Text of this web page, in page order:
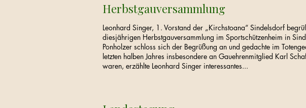
Herbstgauversammlung
Leonhard Singer, 1. Vorstand der „Kirchstoana“ Sindelsdorf
diesjährigen Herbstgauversammlung im Sportschützenheim in
Ponholzer schloss sich der Begrüßung an und gedachte im
letzten halben Jahres insbesondere an Gauehrenmitglied Karl
waren, erzählte Leonhard Singer interessantes...